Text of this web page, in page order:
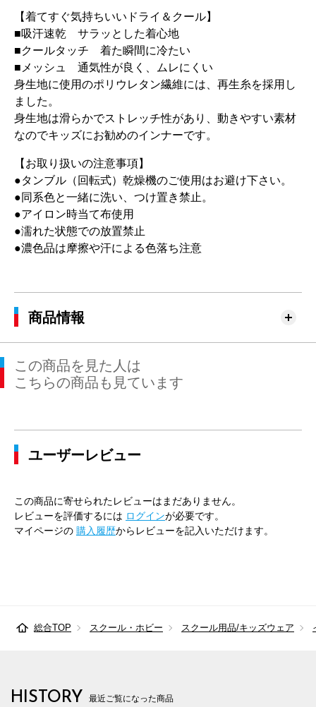
【着てすぐ気持ちいいドライ＆クール】
■吸汗速乾 サラッとした着心地
■クールタッチ 着た瞬間に冷たい
■メッシュ 通気性が良く、ムレにくい
身生地に使用のポリウレタン繊維には、再生糸を採用し
ました。
身生地は滑らかでストレッチ性があり、動きやすい素材
なのでキッズにお勧めのインナーです。
【お取り扱いの注意事項】
●タンブル（回転式）乾燥機のご使用はお避け下さい。
●同系色と一緒に洗い、つけ置き禁止。
●アイロン時当て布使用
●濡れた状態での放置禁止
●濃色品は摩擦や汗による色落ち注意
商品情報
この商品を見た人は
こちらの商品も見ています
ユーザーレビュー
この商品に寄せられたレビューはまだありません。
レビューを評価するには ログインが必要です。
マイページの 購入履歴からレビューを記入いただけます。
総合TOP スクール・ホビー スクール用品/キッズウェア
HISTORY 最近ご覧になった商品